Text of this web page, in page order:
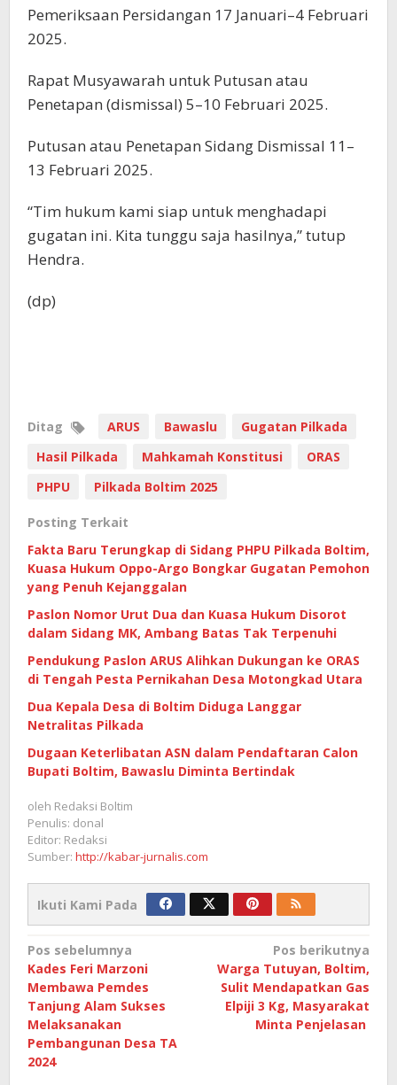
Pemeriksaan Persidangan 17 Januari–4 Februari
2025.
Rapat Musyawarah untuk Putusan atau
Penetapan (dismissal) 5–10 Februari 2025.
Putusan atau Penetapan Sidang Dismissal 11–
13 Februari 2025.
“Tim hukum kami siap untuk menghadapi
gugatan ini. Kita tunggu saja hasilnya,” tutup
Hendra.
(dp)
Ditag ARUS Bawaslu
Gugatan Pilkada
Hasil Pilkada
Mahkamah Konstitusi
ORAS
PHPU
Pilkada Boltim 2025
Posting Terkait
Fakta Baru Terungkap di Sidang PHPU Pilkada Boltim,
Kuasa Hukum Oppo-Argo Bongkar Gugatan Pemohon
yang Penuh Kejanggalan
Paslon Nomor Urut Dua dan Kuasa Hukum Disorot
dalam Sidang MK, Ambang Batas Tak Terpenuhi
Pendukung Paslon ARUS Alihkan Dukungan ke ORAS
di Tengah Pesta Pernikahan Desa Motongkad Utara
Dua Kepala Desa di Boltim Diduga Langgar
Netralitas Pilkada
Dugaan Keterlibatan ASN dalam Pendaftaran Calon
Bupati Boltim, Bawaslu Diminta Bertindak
oleh Redaksi Boltim
Penulis: donal
Editor: Redaksi
Sumber: http://kabar-jurnalis.com
Ikuti Kami Pada
Navigasi
pos
Pos sebelumnya
Kades Feri Marzoni
Membawa Pemdes
Tanjung Alam Sukses
Melaksanakan
Pembangunan Desa TA
2024
Pos berikutnya
Warga Tutuyan, Boltim,
Sulit Mendapatkan Gas
Elpiji 3 Kg, Masyarakat
Minta Penjelasan